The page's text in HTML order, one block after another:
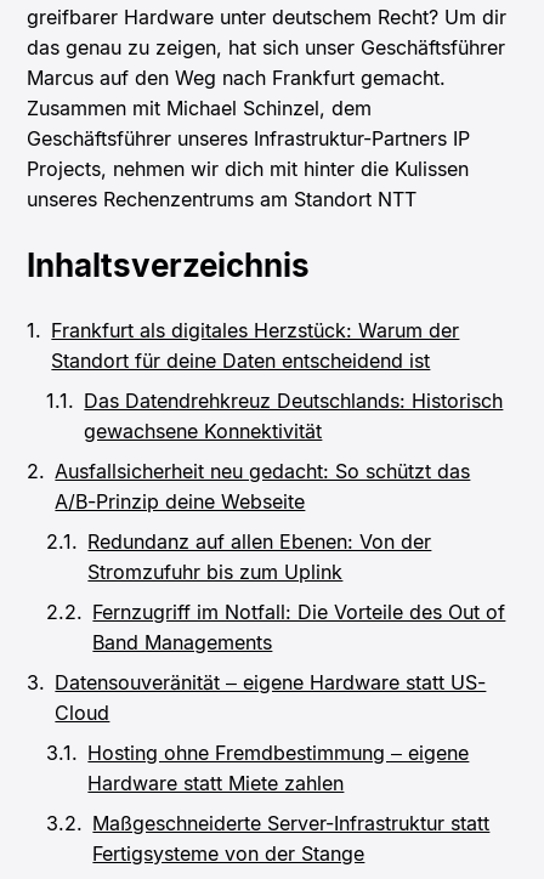
greifbarer Hardware unter deutschem Recht? Um dir
das genau zu zeigen, hat sich unser Geschäftsführer
Marcus auf den Weg nach Frankfurt gemacht.
Zusammen mit Michael Schinzel, dem
Geschäftsführer unseres Infrastruktur-Partners IP
Projects, nehmen wir dich mit hinter die Kulissen
unseres Rechenzentrums am Standort NTT
Inhaltsverzeichnis
Frankfurt als digitales Herzstück: Warum der
Standort für deine Daten entscheidend ist
Das Datendrehkreuz Deutschlands: Historisch
gewachsene Konnektivität
Ausfallsicherheit neu gedacht: So schützt das
A/B-Prinzip deine Webseite
Redundanz auf allen Ebenen: Von der
Stromzufuhr bis zum Uplink
Fernzugriff im Notfall: Die Vorteile des Out of
Band Managements
Datensouveränität – eigene Hardware statt US-
Cloud
Hosting ohne Fremdbestimmung – eigene
Hardware statt Miete zahlen
Maßgeschneiderte Server-Infrastruktur statt
Fertigsysteme von der Stange